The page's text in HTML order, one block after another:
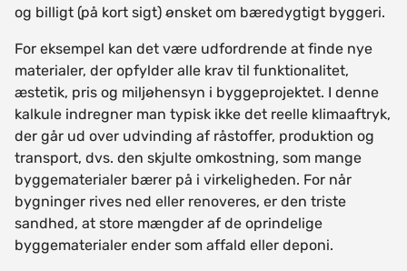
og billigt (på kort sigt) ønsket om bæredygtigt byggeri.
For eksempel kan det være udfordrende at finde nye
materialer, der opfylder alle krav til funktionalitet,
æstetik, pris og miljøhensyn i byggeprojektet. I denne
kalkule indregner man typisk ikke det reelle klimaaftryk,
der går ud over udvinding af råstoffer, produktion og
transport, dvs. den skjulte omkostning, som mange
byggematerialer bærer på i virkeligheden. For når
bygninger rives ned eller renoveres, er den triste
sandhed, at store mængder af de oprindelige
byggematerialer ender som affald eller deponi.